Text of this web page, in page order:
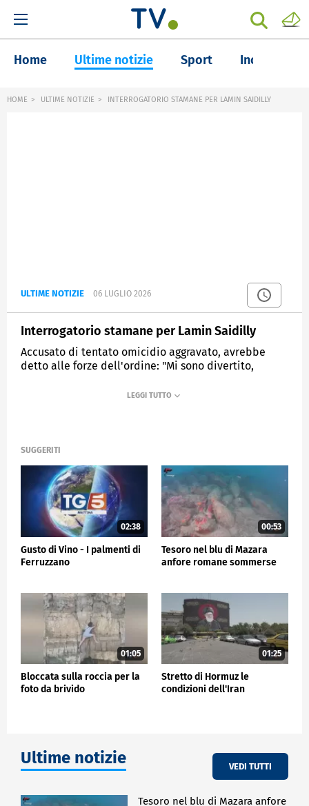
Home Ultime notizie Sport Inchieste
HOME ULTIME NOTIZIE INTERROGATORIO STAMANE PER LAMIN SAIDILLY
ULTIME NOTIZIE 06 LUGLIO 2026
Interrogatorio stamane per Lamin Saidilly
Accusato di tentato omicidio aggravato, avrebbe
detto alle forze dell'ordine: "Mi sono divertito,
SUGGERITI
02:38
Gusto di Vino - I palmenti di
Ferruzzano
00:53
Tesoro nel blu di Mazara
anfore romane sommerse
01:05
Bloccata sulla roccia per la
foto da brivido
01:25
Stretto di Hormuz le
condizioni dell'Iran
Ultime notizie VEDI TUTTI
Tesoro nel blu di Mazara anfore